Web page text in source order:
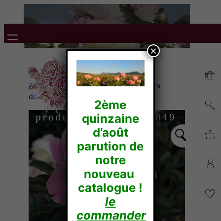
Accueil/Pivoines Herbacées/Lactiflora
doubles/ FRANCES MAINS
2ème
quinzaine
d’août
parution de
notre
nouveau
catalogue !
le
commander
×